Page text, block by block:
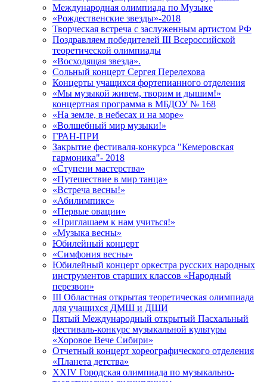
Международная олимпиада по Музыке
«Рождественские звезды»-2018
Творческая встреча с заслуженным артистом РФ
Поздравляем победителей III Всероссийской
теоретической олимпиады
«Восходящая звезда».
Сольный концерт Сергея Перелехова
Концерты учащихся фортепианного отделения
«Мы музыкой живем, творим и дышим!»
концертная программа в МБДОУ № 168
«На земле, в небесах и на море»
«Волшебный мир музыки!»
ГРАН-ПРИ
Закрытие фестиваля-конкурса "Кемеровская
гармоника"- 2018
«Ступени мастерства»
«Путешествие в мир танца»
«Встреча весны!»
«Абилимпикс»
«Первые овации»
«Приглашаем к нам учиться!»
«Музыка весны»
Юбилейный концерт
«Симфония весны»
Юбилейный концерт оркестра русских народных
инструментов старших классов «Народный
перезвон»
III Областная открытая теоретическая олимпиада
для учащихся ДМШ и ДШИ
Пятый Международный открытый Пасхальный
фестиваль-конкурс музыкальной культуры
«Хоровое Вече Сибири»
Отчетный концерт хореографического отделения
«Планета детства»
XXIV Городская олимпиада по музыкально-